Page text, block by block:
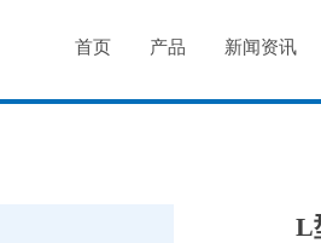
首页 产品 新闻资讯
L